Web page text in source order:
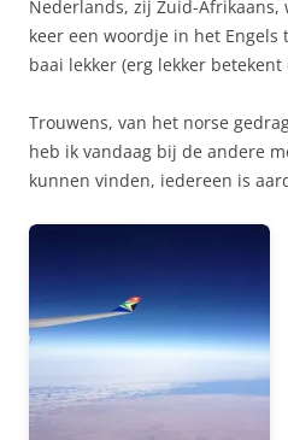
Nederlands, zij Zuid-Afrikaans,
keer een woordje in het Engels
baai lekker (erg lekker betekent
Trouwens, van het norse
heb ik vandaag bij de andere
kunnen vinden, iedereen is